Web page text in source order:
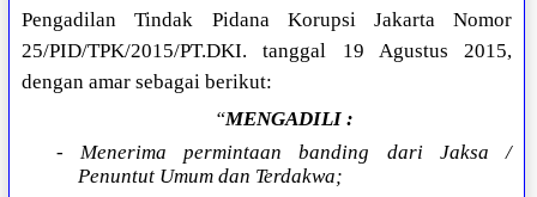
Pengadilan Tindak Pidana Korupsi Jakarta Nomor
25/PID/TPK/2015/PT.DKI. tanggal 19 Agustus 2015,
dengan amar sebagai berikut:
“MENGADILI :
- Menerima permintaan banding dari Jaksa /
Penuntut Umum dan Terdakwa;